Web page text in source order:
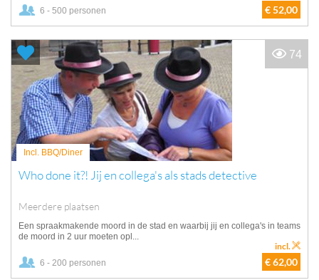
6 - 500 personen € 52,00
Incl. BBQ/Diner
Who done it?! Jij en collega's als stads detective
Meerdere plaatsen
Een spraakmakende moord in de stad en waarbij jij en collega's in teams
de moord in 2 uur moeten opl...
6 - 200 personen € 62,00
incl.
74